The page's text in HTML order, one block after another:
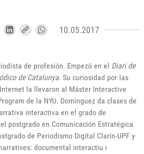
10.05.2017
de profesión. Empezó en el Diari de
de Catalunya. Su curiosidad por las
la llevaron al Máster Interactive
de la NYU. Domínguez da clases de
interactiva en el grado de
postgrado en Comunicación Estratégica
de Periodismo Digital Clarín-UPF y
documental interactiu i